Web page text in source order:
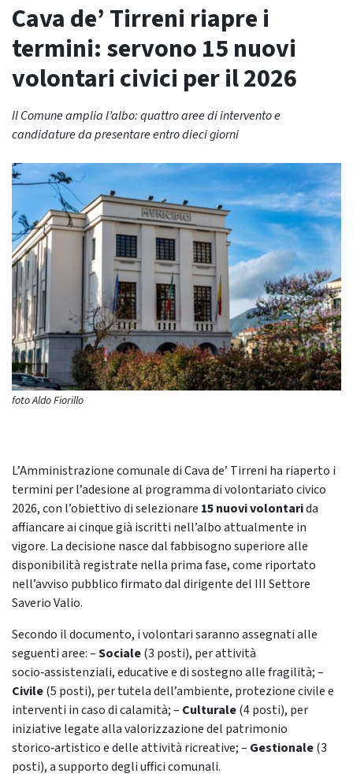
Cava de’ Tirreni riapre i
termini: servono 15 nuovi
volontari civici per il 2026
Il Comune amplia l’albo: quattro aree di intervento e
candidature da presentare entro dieci giorni
foto Aldo Fiorillo
L’Amministrazione comunale di Cava de’ Tirreni ha riaperto i
termini per l’adesione al programma di volontariato civico
2026, con l’obiettivo di selezionare 15 nuovi volontarida
affiancare ai cinque già iscritti nell’albo attualmente in
vigore. La decisione nasce dal fabbisogno superiore alle
disponibilità registrate nella prima fase, come riportato
nell’avviso pubblico firmato dal dirigente del III Settore
Saverio Valio.
Secondo il documento, i volontari saranno assegnati alle
seguenti aree: –Sociale(3 posti), per attività
socio‑assistenziali, educative e di sostegno alle fragilità; –
Civile(5 posti), per tutela dell’ambiente, protezione civile e
interventi in caso di calamità; – Culturale(4 posti), per
iniziative legate alla valorizzazione del patrimonio
storico‑artistico e delle attività ricreative; – Gestionale(3
posti), a supporto degli uffici comunali.